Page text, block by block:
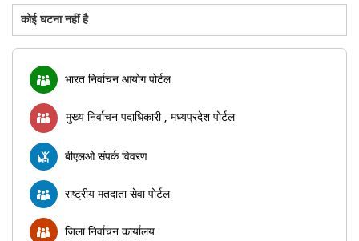
कोई घटना नहीं है
भारत निर्वाचन आयोग पोर्टल
मुख्य निर्वाचन पदाधिकारी , मध्यप्रदेश पोर्टल
बीएलओ संपर्क विवरण
राष्ट्रीय मतदाता सेवा पोर्टल
जिला निर्वाचन कार्यालय